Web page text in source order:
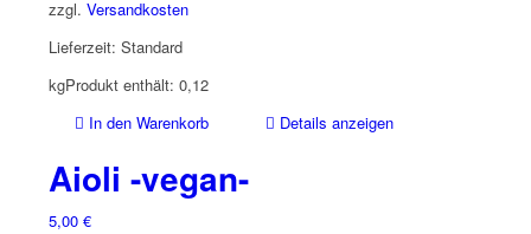
zzgl. Versandkosten
Lieferzeit: Standard
Produkt enthält: 0,12
kg
In den Warenkorb
Details anzeigen
Aioli -vegan-
5,00 €